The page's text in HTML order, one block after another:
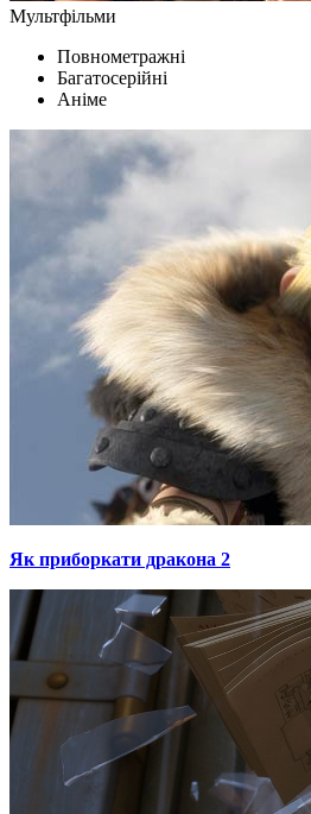
Мультфільми
Повнометражні
Багатосерійні
Аніме
Як приборкати дракона 2